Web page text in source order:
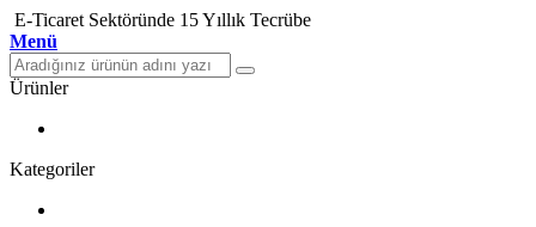
E-Ticaret Sektöründe 15 Yıllık Tecrübe
Menü
Ürünler
Kategoriler